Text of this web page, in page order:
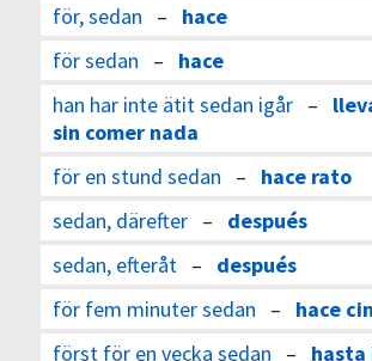
för, sedan – hace
för sedan – hace
han har inte ätit sedan igår–
sin comer nada
för en stund sedan – hace rato
sedan, därefter– después
sedan, efteråt – después
för fem minuter sedan – hace
först för en vecka sedan – hasta